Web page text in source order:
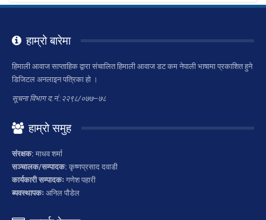
हाम्रो बारेमा
हिमाली आवाज साप्ताहिक द्वारा संचालित हिमाली आवाज डट कम नेपाली भाषामा प्रकाशित हुने
डिजिटल अनलाइन पत्रिका हो ।
सूचना विभाग द.नं.:२२९८/०७७–७८
हाम्रो समुह
संरक्षक: माधव शर्मा
सञ्चालक/सम्पादक: कृष्णप्रसाद दवाडी
कार्यकारी सम्पादकः गणेश पहारी
ब्यवस्थापकः अनिल पौडेल